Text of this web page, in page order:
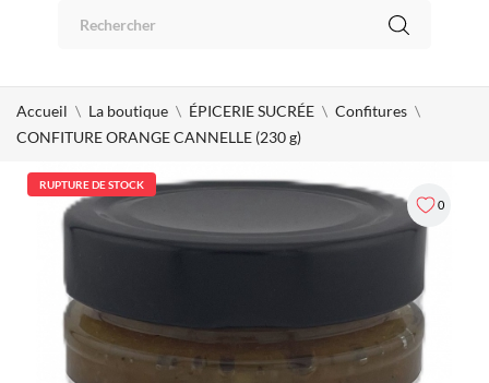
Accueil La boutique ÉPICERIE SUCRÉE
Confitures
CONFITURE ORANGE CANNELLE (230 g)
0
RUPTURE DE STOCK